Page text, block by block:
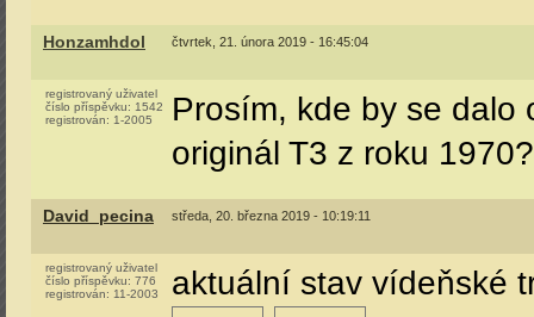
Honzamhdol čtvrtek, 21. února 2019 - 16:45:04
registrovaný uživatel
číslo příspěvku: 1542
registrován: 1-2005
Prosím, kde by se dalo
originál T3 z roku
David_pecina středa, 20. března 2019 - 10:19:11
registrovaný uživatel
číslo příspěvku: 776
registrován: 11-2003 aktuální stav vídeňské